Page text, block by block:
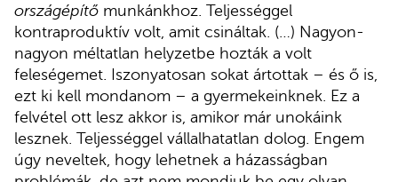
országépítő munkánkhoz. Teljességgel
kontraproduktív volt, amit csináltak. (…) Nagyon-
nagyon méltatlan helyzetbe hozták a volt
feleségemet. Iszonyatosan sokat ártottak – és ő is,
ezt ki kell mondanom – a gyermekeinknek. Ez a
felvétel ott lesz akkor is, amikor már unokáink
lesznek. Teljességgel vállalhatatlan dolog. Engem
úgy neveltek, hogy lehetnek a házasságban